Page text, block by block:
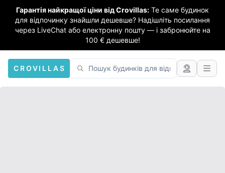
Гарантія найкращої ціни від Crovillas: Те саме будинок
для відпочинку знайшли дешевше? Надішліть посилання
через LiveChat або електронну пошту — і забронюйте на
100 € дешевше!
CROVILLAS